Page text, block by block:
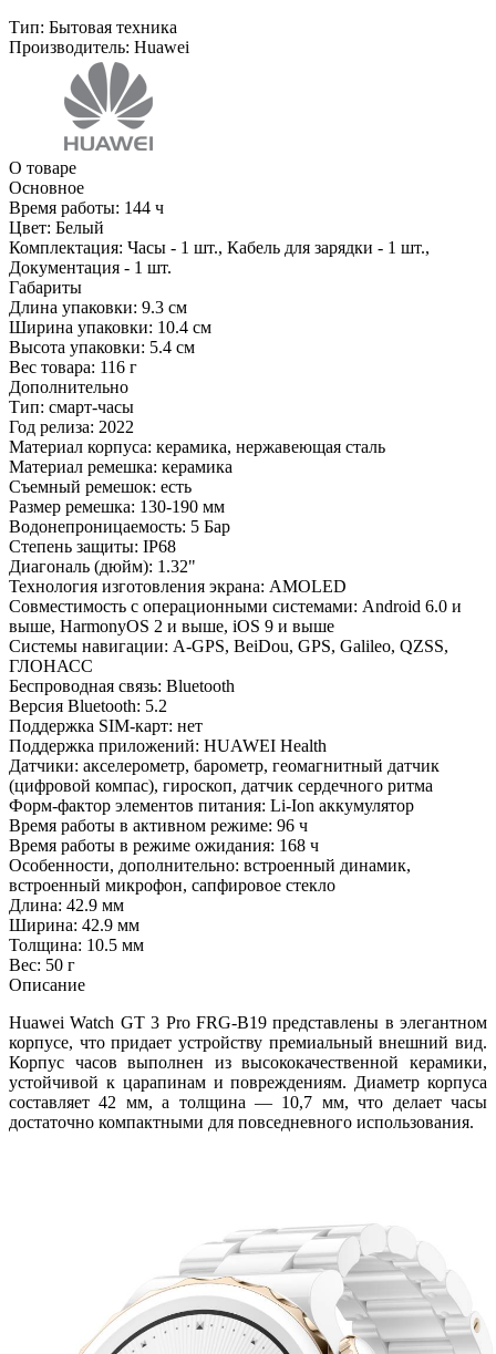
Тип: Бытовая техника
Производитель: Huawei
О товаре
Основное
Время работы: 144 ч
Цвет: Белый
Комплектация: Часы - 1 шт., Кабель для зарядки - 1 шт.,
Документация - 1 шт.
Габариты
Длина упаковки: 9.3 см
Ширина упаковки: 10.4 см
Высота упаковки: 5.4 см
Вес товара: 116 г
Дополнительно
Тип: смарт-часы
Год релиза: 2022
Материал корпуса: керамика, нержавеющая сталь
Материал ремешка: керамика
Съемный ремешок: есть
Размер ремешка: 130-190 мм
Водонепроницаемость: 5 Бар
Степень защиты: IP68
Диагональ (дюйм): 1.32"
Технология изготовления экрана: АMOLED
Совместимость с операционными системами: Android 6.0 и
выше, HarmonyOS 2 и выше, iOS 9 и выше
Системы навигации: A-GPS, BeiDou, GPS, Galileo, QZSS,
ГЛОНАСС
Беспроводная связь: Bluetooth
Версия Bluetooth: 5.2
Поддержка SIM-карт: нет
Поддержка приложений: HUAWEI Health
Датчики: акселерометр, барометр, геомагнитный датчик
(цифровой компас), гироскоп, датчик сердечного ритма
Форм-фактор элементов питания: Li-Ion аккумулятор
Время работы в активном режиме: 96 ч
Время работы в режиме ожидания: 168 ч
Особенности, дополнительно: встроенный динамик,
встроенный микрофон, сапфировое стекло
Длина: 42.9 мм
Ширина: 42.9 мм
Толщина: 10.5 мм
Вес: 50 г
Описание
Huawei Watch GT 3 Pro FRG-B19 представлены в элегантном
корпусе, что придает устройству премиальный внешний вид.
Корпус часов выполнен из высококачественной керамики,
устойчивой к царапинам и повреждениям. Диаметр корпуса
составляет 42 мм, а толщина — 10,7 мм, что делает часы
достаточно компактными для повседневного использования.